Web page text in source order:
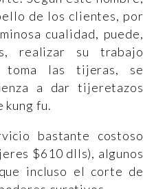
de los clientes, por
cualidad, puede,
realizar su trabajo
toma las tijeras, se
a dar tijeretazos
kung fu.
bastante costoso
$610 dlls), algunos
incluso el corte de